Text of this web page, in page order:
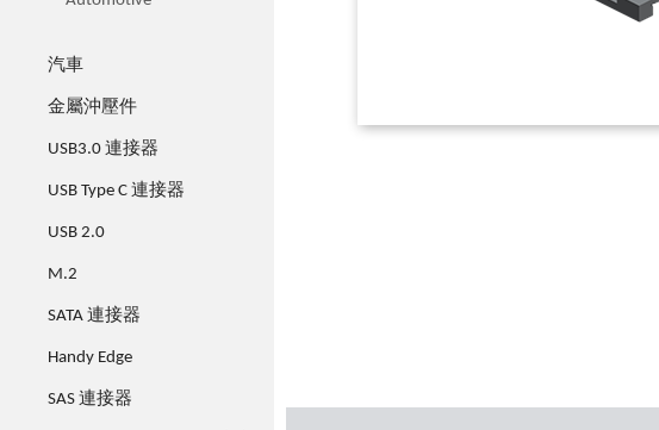
汽車
金屬沖壓件
USB3.0 連接器
USB Type C 連接器
USB 2.0
M.2
SATA 連接器
Handy Edge
SAS 連接器